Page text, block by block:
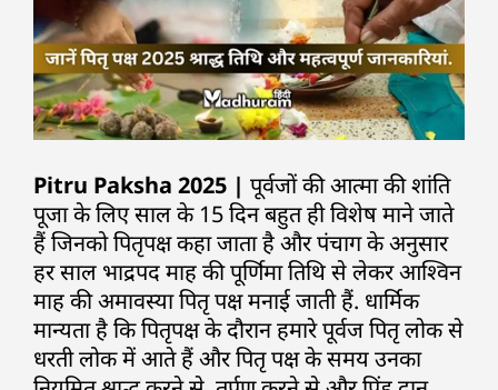
Pitru Paksha 2025 | पूर्वजों की आत्मा की शांति
पूजा के लिए साल के 15 दिन बहुत ही विशेष माने जाते
हैं जिनको पितृपक्ष कहा जाता है और पंचाग के अनुसार
हर साल भाद्रपद माह की पूर्णिमा तिथि से लेकर आश्विन
माह की अमावस्या पितृ पक्ष मनाई जाती हैं. धार्मिक
मान्यता है कि पितृपक्ष के दौरान हमारे पूर्वज पितृ लोक से
धरती लोक में आते हैं और पितृ पक्ष के समय उनका